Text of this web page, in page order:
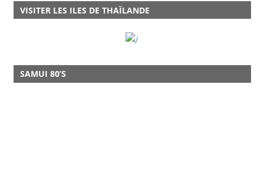
VISITER LES ILES DE THAÏLANDE
SAMUI 80’S